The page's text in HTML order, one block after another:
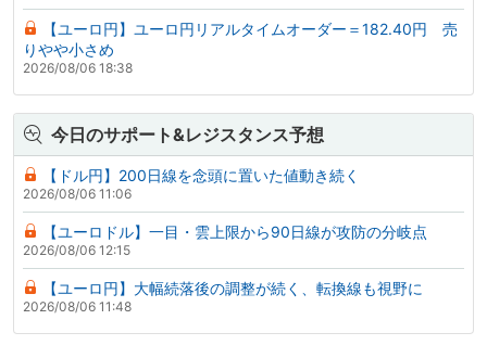
【ユーロ円】ユーロ円リアルタイムオーダー＝182.40円 売
りやや小さめ
2026/08/06 18:38
今日のサポート&レジスタンス予想
【ドル円】200日線を念頭に置いた値動き続く
2026/08/06 11:06
【ユーロドル】一目・雲上限から90日線が攻防の分岐点
2026/08/06 12:15
【ユーロ円】大幅続落後の調整が続く、転換線も視野に
2026/08/06 11:48